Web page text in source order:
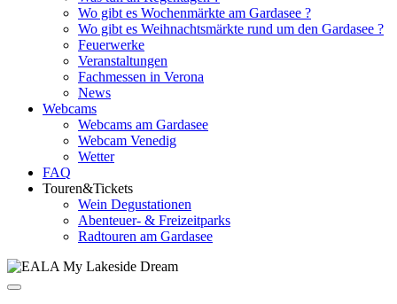
Wo gibt es Wochenmärkte am Gardasee ?
Wo gibt es Weihnachtsmärkte rund um den Gardasee ?
Feuerwerke
Veranstaltungen
Fachmessen in Verona
News
Webcams
Webcams am Gardasee
Webcam Venedig
Wetter
FAQ
Touren&Tickets
Wein Degustationen
Abenteuer- & Freizeitparks
Radtouren am Gardasee